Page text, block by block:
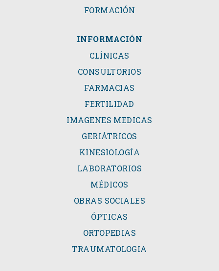
FORMACIÓN
INFORMACIÓN
CLÍNICAS
CONSULTORIOS
FARMACIAS
FERTILIDAD
IMAGENES MEDICAS
GERIÁTRICOS
KINESIOLOGÍA
LABORATORIOS
MÉDICOS
OBRAS SOCIALES
ÓPTICAS
ORTOPEDIAS
TRAUMATOLOGIA